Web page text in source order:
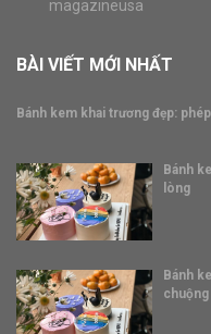
magazineusa
BÀI VIẾT MỚI NHẤT
Bánh kem khai trương đẹp:
Bánh
lòng
Bánh
chuộng